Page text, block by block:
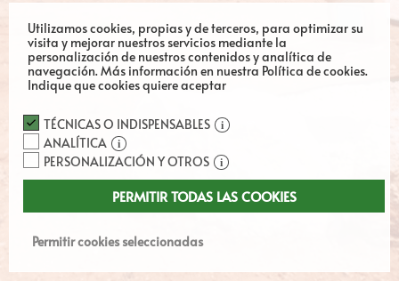
Utilizamos cookies, propias y de terceros, para optimizar su
visita y mejorar nuestros servicios mediante la
personalización de nuestros contenidos y analítica de
navegación.Más información en nuestra Política de cookies.
Indique que cookies quiere aceptar
TÉCNICAS O INDISPENSABLES
ANALÍTICA
PERSONALIZACIÓN Y OTROS
PERMITIR TODAS LAS COOKIES
Permitir cookies seleccionadas